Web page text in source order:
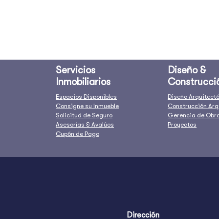
Servicios
Inmobiliarios
Espacios Disponibles
Consigne su Inmueble
Solicitud de Seguro
Asesorías & Avalúos
Cupón de Pago
Diseño &
Diseño
Construcción
Gerencia de
Proyectos
Dirección